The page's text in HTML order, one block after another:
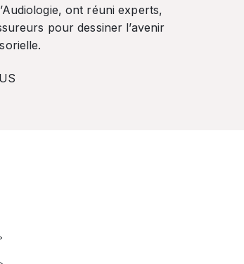
ont réuni experts,
pour dessiner l’avenir